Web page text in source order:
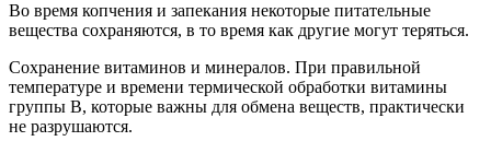
Во время копчения и запекания некоторые питательные
вещества сохраняются, в то время как другие могут теряться.
Сохранение витаминов и минералов. При правильной
температуре и времени термической обработки витамины
группы B, которые важны для обмена веществ, практически
не разрушаются.